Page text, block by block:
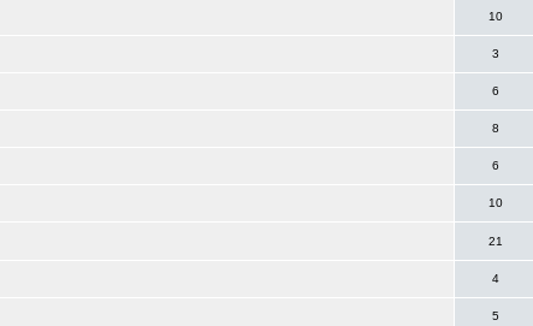
10
3
6
8
6
10
21
4
5